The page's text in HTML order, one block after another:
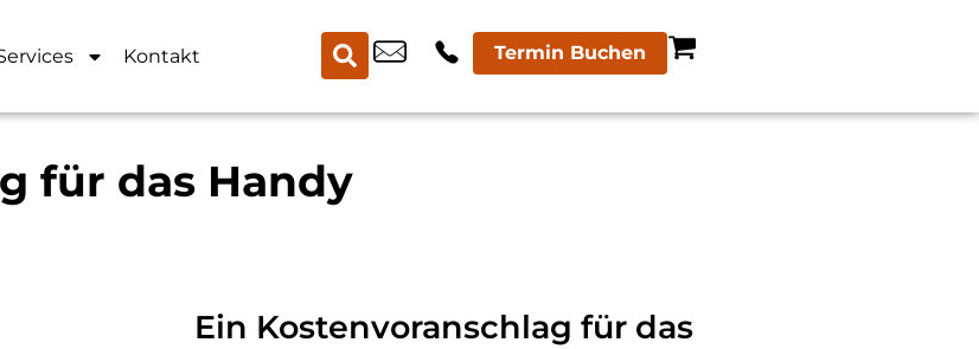
Kontakt Termin Buchen
für das Handy
Ein Kostenvoranschlag für das